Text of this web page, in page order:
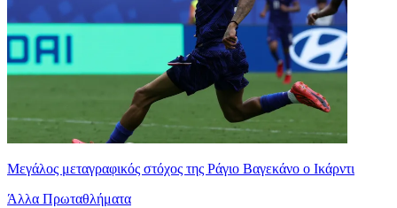
Μεγάλος μεταγραφικός στόχος της Ράγιο Βαγεκάνο ο Ικάρντι
Άλλα Πρωταθλήματα